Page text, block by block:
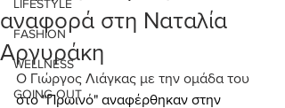
LIFESTYLE
FASHION
WELLNESS
GOING OUT
αναφορά στη Ναταλία
Αργυράκη
Ο Γιώργος Λιάγκας με την ομάδα του
στο "Πρωινό" αναφέρθηκαν στην